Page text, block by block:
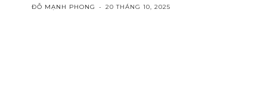
ĐỖ MẠNH PHONG - 20 THÁNG 10, 2025